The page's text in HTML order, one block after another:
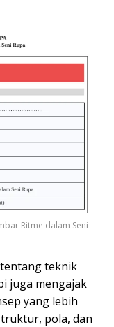
Ritme dalam Seni
teknik
juga mengajak
yang lebih
pola, dan